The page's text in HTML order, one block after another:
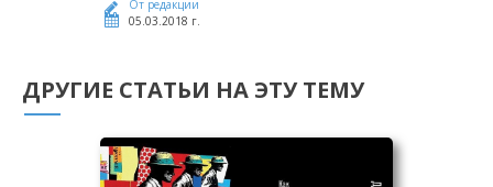
От редакции
05.03.2018 г.
ДРУГИЕ СТАТЬИ НА ЭТУ ТЕМУ